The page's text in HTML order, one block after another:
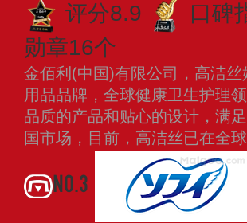
评分8.9
口碑
勋章16个
金佰利(中国)有限公司，高洁
用品品牌，全球健康卫生护理
品质的产品和贴心的设计，满
国市场，目前，高洁丝已在全
NO.3